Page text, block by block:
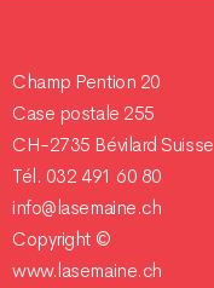
Champ Pention 20
Case postale 255
CH-2735 Bévilard Suisse
Tél. 032 491 60 80
info@lasemaine.ch
Copyright ©
www.lasemaine.ch